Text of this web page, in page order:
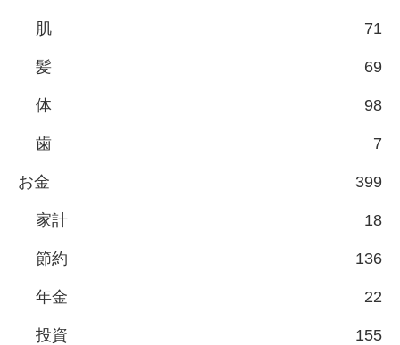
肌 71
髪 69
体 98
歯 7
お金 399
家計 18
節約 136
年金 22
投資 155